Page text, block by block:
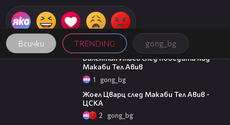
Всички TRENDING gong_bg
06:38
Валентин Илиев след победата над
Макаби Тел Авив
1 gong_bg
Жоел Цварц след Макаби Тел Авив -
ЦСКА
2 gong_bg